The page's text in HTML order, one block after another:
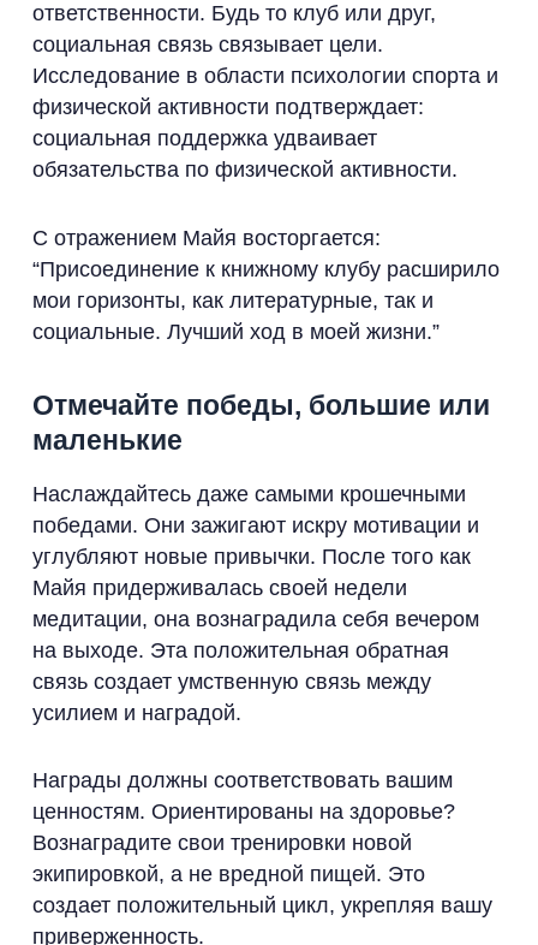
ответственности. Будь то клуб или друг,
социальная связь связывает цели.
Исследование в области психологии спорта и
физической активности подтверждает:
социальная поддержка удваивает
обязательства по физической активности.
С отражением Майя восторгается:
“Присоединение к книжному клубу расширило
мои горизонты, как литературные, так и
социальные. Лучший ход в моей жизни.”
Отмечайте победы, большие или
маленькие
Наслаждайтесь даже самыми крошечными
победами. Они зажигают искру мотивации и
углубляют новые привычки. После того как
Майя придерживалась своей недели
медитации, она вознаградила себя вечером
на выходе. Эта положительная обратная
связь создает умственную связь между
усилием и наградой.
Награды должны соответствовать вашим
ценностям. Ориентированы на здоровье?
Вознаградите свои тренировки новой
экипировкой, а не вредной пищей. Это
создает положительный цикл, укрепляя вашу
приверженность.